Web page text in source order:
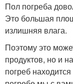
Пол погреба
Это большая
излишняя влага.
Поэтому это
продуктов, но и
погреб